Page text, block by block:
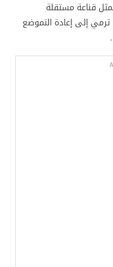
قناعة مستقلة
ترمي إلى إعادة التموضع